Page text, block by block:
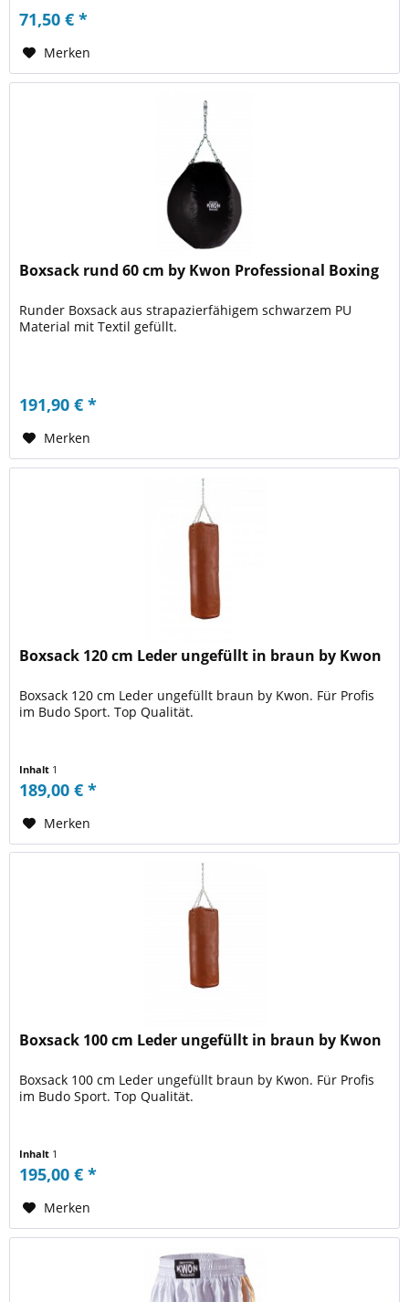
71,50 € *
Merken
Boxsack rund 60 cm by Kwon Professional Boxing
Runder Boxsack aus strapazierfähigem schwarzem PU
Material mit Textil gefüllt.
191,90 € *
Merken
Boxsack 120 cm Leder ungefüllt in braun by Kwon
Boxsack 120 cm Leder ungefüllt braun by Kwon. Für Profis
im Budo Sport. Top Qualität.
Inhalt 1
189,00 € *
Merken
Boxsack 100 cm Leder ungefüllt in braun by Kwon
Boxsack 100 cm Leder ungefüllt braun by Kwon. Für Profis
im Budo Sport. Top Qualität.
Inhalt 1
195,00 € *
Merken